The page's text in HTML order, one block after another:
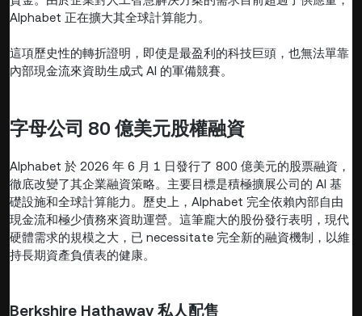
Alphabet 正在擴大其全球計算能力。
這項歷史性的轉折證明，即使是最盈利的科技巨頭，也無法單靠
內部現金流來資助生成式 AI 的軍備競賽。
字母公司 80 億美元股權融資
Alphabet 於 2026 年 6 月 1 日發行了 800 億美元的股票融資，
徹底改變了其企業融資策略。主要目標是積極擴展公司的 AI 基
礎設施和全球計算能力。歷史上，Alphabet 完全依賴內部自由
現金流和極少債務來資助運營。這筆龐大的股份發行表明，現代
硬體需求的規模之大，已 necessitate 完全新的融資機制，以維
持長期資產負債表的健康。
Berkshire Hathaway 私人配售